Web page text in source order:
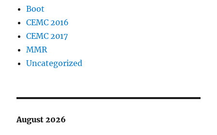
Boot
CEMC 2016
CEMC 2017
MMR
Uncategorized
August 2026